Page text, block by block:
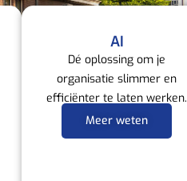
AI
Dé oplossing om je
organisatie slimmer en
efficiënter te laten werken.
Meer weten